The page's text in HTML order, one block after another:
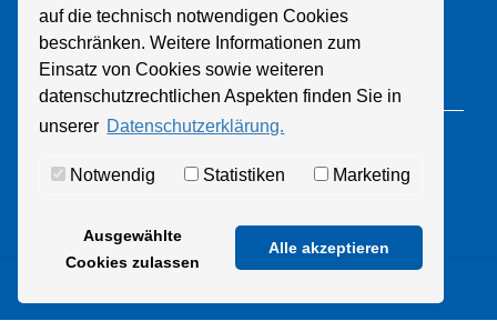
auf die technisch notwendigen Cookies
beschränken. Weitere Informationen zum
Einsatz von Cookies sowie weiteren
datenschutzrechtlichen Aspekten finden Sie in
unserer Datenschutzerklärung.
Notwendig Statistiken Marketing
Ausgewählte
Cookies zulassen
Alle akzeptieren
E-Mail
Mail schreiben